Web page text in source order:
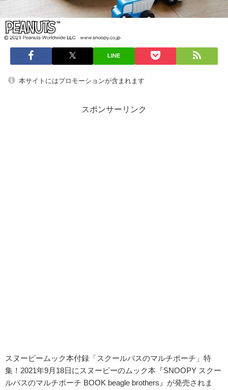
LINE
本サイトにはプロモーションが含まれます
スポンサーリンク
スヌーピームック本付録「スクールバスのマルチポーチ」特
集！2021年9月18日にスヌーピーのムック本『SNOOPY スクー
ルバスのマルチポーチ BOOK beagle brothers』が発売されま